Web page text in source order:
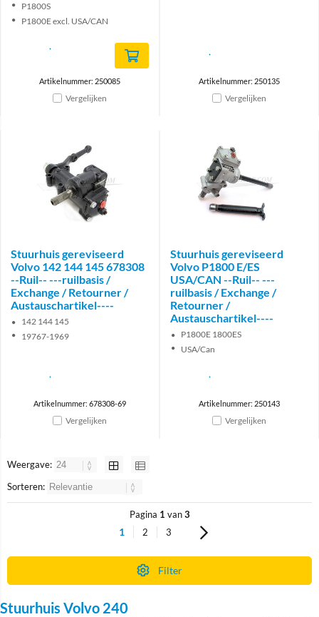
P1800S
P1800E excl. USA/CAN
Artikelnummer: 250085
Vergelijken
Artikelnummer: 250135
Vergelijken
Stuurhuis gereviseerd
Volvo 142 144 145 678308
--Ruil-- ---ruilbasis /
Exchange / Retourner /
Austauschartikel----
142 144 145
19767-1969
Artikelnummer: 678308-69
Vergelijken
Stuurhuis gereviseerd
Volvo P1800 E/ES
USA/CAN --Ruil-- ---
ruilbasis / Exchange /
Retourner /
Austauschartikel----
P1800E 1800ES
USA/Can
Artikelnummer: 250143
Vergelijken
Weergave:
Sorteren:
Pagina 1 van3
1 2 3
Filter
Stuurhuis Volvo 240